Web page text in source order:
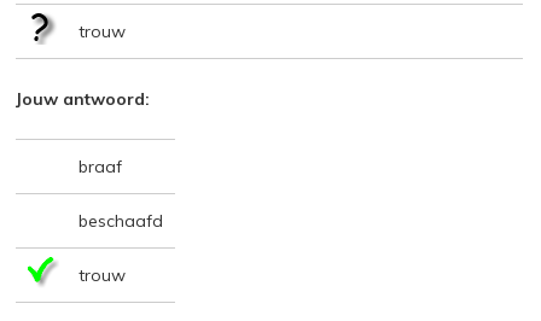
trouw
Jouw antwoord:
braaf
beschaafd
trouw